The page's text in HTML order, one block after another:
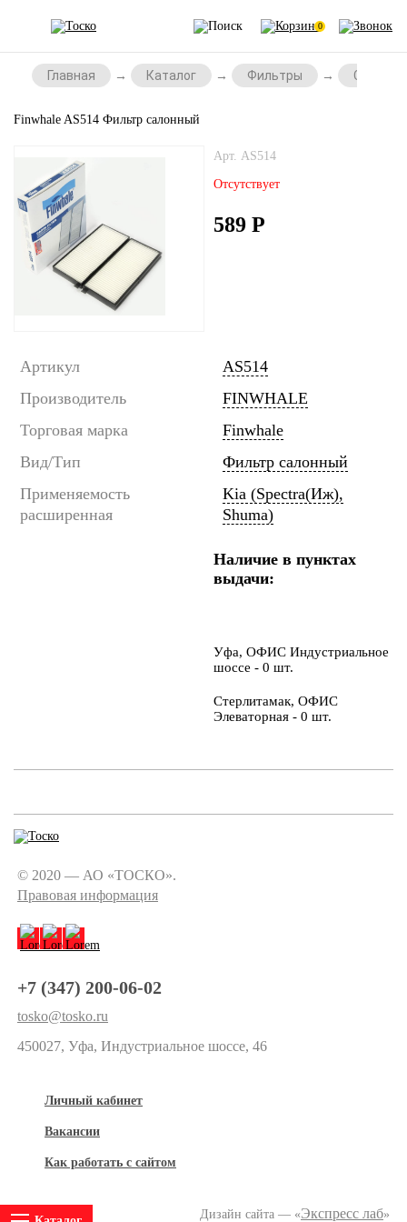
0
Главная Каталог Фильтры
Finwhale AS514 Фильтр салонный
Арт. AS514
Отсутствует
589 Р
Артикул
AS514
Производитель
FINWHALE
Торговая марка
Finwhale
Вид/Тип
Фильтр салонный
Применяемость
расширенная
Kia (Spectra(Иж),
Shuma)
Наличие в пунктах
выдачи:
Уфа, ОФИС Индустриальное
шоссе - 0 шт.
Стерлитамак, ОФИС
Элеваторная - 0 шт.
© 2020 — АО «ТОСКО».
Правовая информация
+7 (347) 200-06-02
tosko@tosko.ru
450027, Уфа, Индустриальное шоссе, 46
Личный кабинет
Вакансии
Как работать с сайтом
Дизайн сайта — «Экспресс лаб»